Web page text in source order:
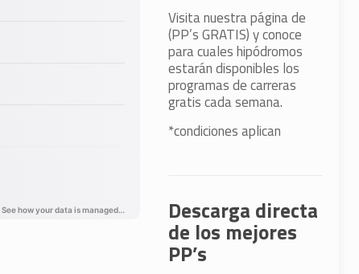
Visita nuestra página de
(PP’s GRATIS) y conoce
para cuales hipódromos
estarán disponibles los
programas de carreras
gratis cada semana.
*condiciones aplican
Descarga directa
de los mejores
PP’s